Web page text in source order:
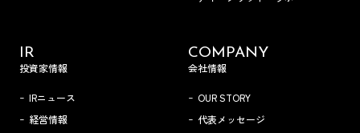
IR
投資家情報
IRニュース
経営情報
COMPANY
会社情報
OUR STORY
代表メッセージ